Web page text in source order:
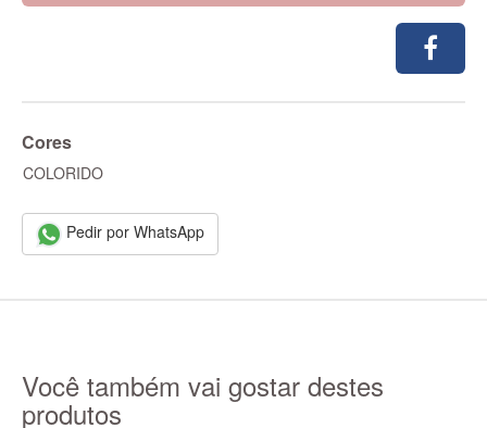
Cores
COLORIDO
Pedir por WhatsApp
Você também vai gostar destes
produtos